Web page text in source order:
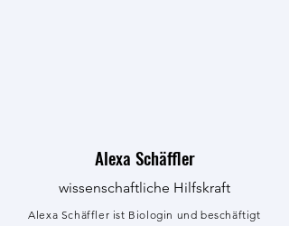
Alexa Schäffler
wissenschaftliche Hilfskraft
Alexa Schäffler ist Biologin und beschäftigt